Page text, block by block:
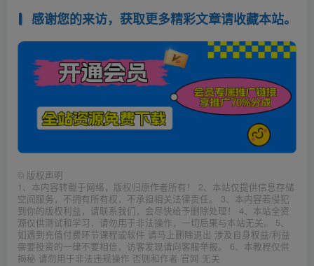
感谢您的来访，获取更多精彩文章请收藏本站。
© 版权声明
1、本内容转载于网络，版权归原作者所有！ 2、本站仅提供信息存储
空间服务，不拥有所有权，不承担相关法律责任。 3、本内容若侵犯
到你的版权利益，请联系我们，会尽快给予删除处理！ 4、本站全资
源仅供测试和学习，请勿用于非法操作，一切后果与本站无关。 5、
如遇到充值付费环节课程或软件 请马上删除退出 涉及自身权益/利益
需要投资的一律不要相信，访客发现请向客服举报。 6、本教程仅供
揭秘 请勿用于非法违规操作 否则和作者 官网 无关